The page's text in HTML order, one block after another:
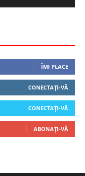
ÎMI PLACE
CONECTAȚI-VĂ
CONECTAȚI-VĂ
ABONAȚI-VĂ